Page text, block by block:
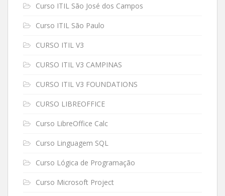
Curso ITIL São José dos Campos
Curso ITIL São Paulo
CURSO ITIL V3
CURSO ITIL V3 CAMPINAS
CURSO ITIL V3 FOUNDATIONS
CURSO LIBREOFFICE
Curso LibreOffice Calc
Curso Linguagem SQL
Curso Lógica de Programação
Curso Microsoft Project